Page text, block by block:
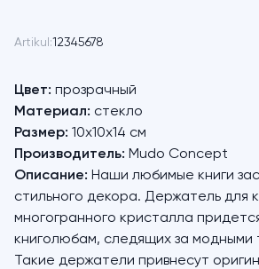
Artikul:12345678
Цвет: прозрачный
Материал: стекло
Размер: 10х10х14 см
Производитель: Mudo Concept
Описание: Наши любимые книги
стильного декора. Держатель для
многогранного кристалла
книголюбам, следящих за модными
Такие держатели привнесут